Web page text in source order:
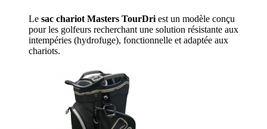
Le sac chariot Masters TourDri est un modèle conçu
pour les golfeurs recherchant une solution résistante aux
intempéries (hydrofuge), fonctionnelle et adaptée aux
chariots.